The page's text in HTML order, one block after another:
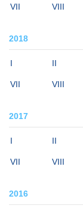
VII VIII
2018
I II
VII VIII
2017
I II
VII VIII
2016